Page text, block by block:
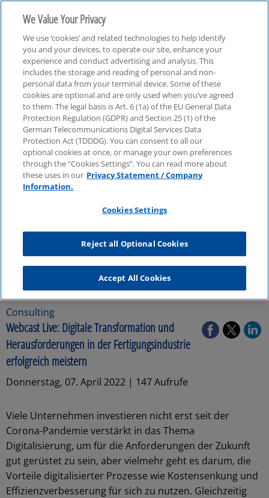
Consulting
Consulting
Webcast Live: Digitale Transformation und
Herausforderungen in der Fertigungsindustrie
erfolgreich meistern
Donnerstag, 07. April 2022 | 147 Aufrufe
Viele Unternehmen investieren nicht erst seit der
Corona-Pandemie verstärkt in das Thema
Digitalisierung, um für die Anforderungen der Zukunft
gut gerüstet zu sein, aber vielmehr geht es darum, die
Vorteile digitalisierter Prozesse wie Kostensenkung und
Effizienzverbesserung für sich zu nutzen. Gleichzeitig
We Value Your Privacy
We use ‘cookies’ and related technologies to help identify
you and your devices, to operate our site, enhance your
experience and conduct advertising and analysis. This
includes the storage and reading of personal and non-
personal data from your terminal device. Some of these
cookies are optional and are only used when you’ve agreed
to them. The legal basis is Art. 6 (1a) of the EU General Data
Protection Regulation (GDPR) and Section 25 (1) of the
German Telecommunications Digital Services Data
Protection Act (TDDDG). You can consent to all our
optional cookies at once, or manage your own preferences
through the “Cookies Settings”. You can read more about
these uses in our Privacy Statement / Company
Information.
Cookies Settings
Reject all Optional Cookies
Accept All Cookies